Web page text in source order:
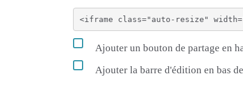
Ajouter un bouton de partage en
Ajouter la barre d'édition en bas